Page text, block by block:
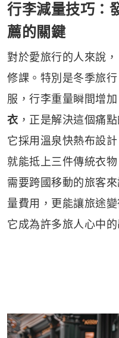
行李減量技巧：
薦的關鍵
對於愛旅行的人來說
修課。特別是冬季旅
服，行李重量瞬間增
衣 ，正是解決這個痛
它採用溫泉快熱布設
就能抵上三件傳統衣
需要跨國移動的旅客
量費用，更能讓旅途
它成為許多旅人心中的